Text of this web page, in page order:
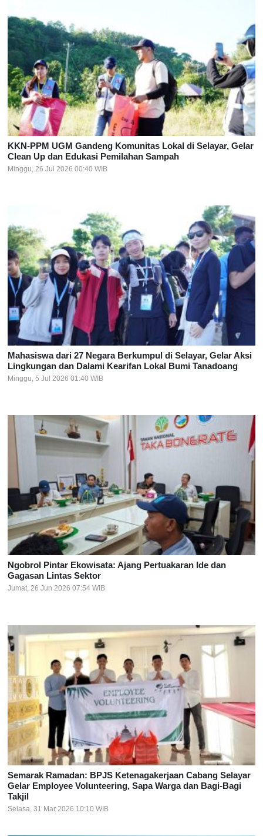
KKN-PPM UGM Gandeng Komunitas Lokal di Selayar, Gelar
Clean Up dan Edukasi Pemilahan Sampah
Minggu, 26 Jul 2026 00:40 WIB
Mahasiswa dari 27 Negara Berkumpul di Selayar, Gelar Aksi
Lingkungan dan Dalami Kearifan Lokal Bumi Tanadoang
Minggu, 5 Jul 2026 01:40 WIB
Ngobrol Pintar Ekowisata: Ajang Pertuakaran Ide dan
Gagasan Lintas Sektor
Jumat, 26 Jun 2026 07:54 WIB
Semarak Ramadan: BPJS Ketenagakerjaan Cabang Selayar
Gelar Employee Volunteering, Sapa Warga dan Bagi-Bagi
Takjil
Selasa, 31 Mar 2026 10:10 WIB